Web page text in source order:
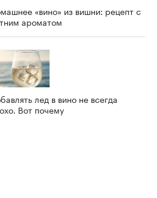
«вино» из вишни: рецепт с
ароматом
лед в вино не всегда
Вот почему